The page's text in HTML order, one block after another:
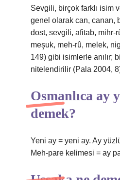
Sevgili, birçok farklı isim
genel olarak can, canan,
dost, sevgili, afitab, mihr-
meşuk, meh-rû, melek,
149) gibi isimlerle anılır;
nitelendirilir (Pala 2004,
Osmanlıca ay
demek?
Yeni ay = yeni ay. Ay
Meh-pare kelimesi = ay